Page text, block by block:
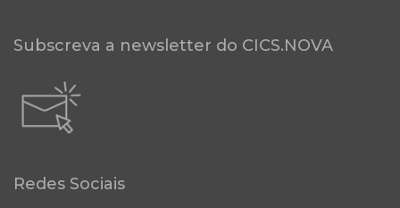
Subscreva a newsletter do CICS.NOVA
Redes Sociais